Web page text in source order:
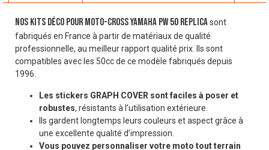
Nos Kits Déco pour moto-cross YAMAHA PW 50 REPLICAsont
fabriqués en France à partir de matériaux de qualité
professionnelle, au meilleur rapport qualité prix. Ils sont
compatibles avec les 50cc de ce modèle fabriqués depuis
1996.
Les stickers GRAPH COVER sont faciles à poser et
robustes, résistants à l’utilisation extérieure.
Ils gardent longtemps leurs couleurs et aspect grâce à
une excellente qualité d’impression.
Vous pouvez personnaliser votre moto tout terrain